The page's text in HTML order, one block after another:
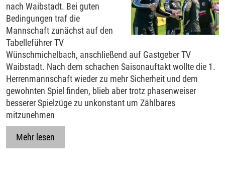
nach Waibstadt. Bei guten
Bedingungen traf die
Mannschaft zunächst auf den
Tabelleführer TV
Wünschmichelbach, anschließend auf Gastgeber TV
Waibstadt. Nach dem schachen Saisonauftakt wollte die 1.
Herrenmannschaft wieder zu mehr Sicherheit und dem
gewohnten Spiel finden, blieb aber trotz phasenweiser
besserer Spielzüge zu unkonstant um Zählbares
mitzunehmen
Mehr lesen